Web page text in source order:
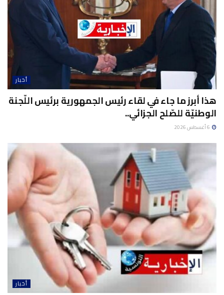
أخبار
هذا أبرز ما جاء في لقاء رئيس الجمهورية برئيس اللّجنة
الوطنيّة للصّلح الجزائي..
أخبار